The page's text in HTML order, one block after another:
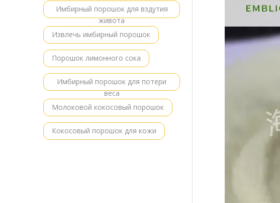
Имбирный порошок для вздутия
живота
Извлечь имбирный порошок
Порошок лимонного сока
Имбирный порошок для потери
веса
Молоковой кокосовый порошок
Кокосовый порошок для кожи